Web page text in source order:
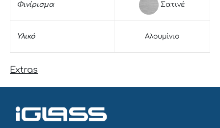
Φινίρισμα Σατινέ
Υλικό Αλουμίνιο
Extras